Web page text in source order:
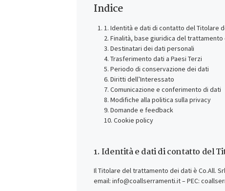
Indice
1. Identità e dati di contatto del Titolare
2. Finalità, base giuridica del
3. Destinatari dei dati personali
4. Trasferimento dati a Paesi Terzi
5. Periodo di conservazione dei dati
6. Diritti dell’Interessato
7. Comunicazione e conferimento di dati
8. Modifiche alla politica sulla privacy
9. Domande e feedback
10. Cookie policy
1. Identità e dati di contatto del
Il Titolare del trattamento dei dati è Co.All. Srl
email: info@coallserramenti.it – PEC: